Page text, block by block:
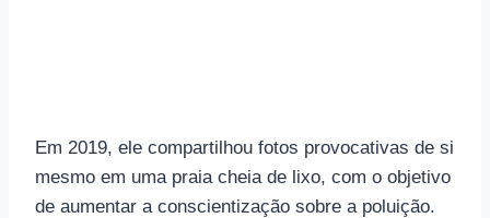
Em 2019, ele compartilhou fotos provocativas de si
mesmo em uma praia cheia de lixo, com o objetivo
de aumentar a conscientização sobre a poluição.